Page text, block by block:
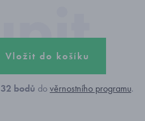
Vložit do košíku
32 bodů dověrnostního programu.